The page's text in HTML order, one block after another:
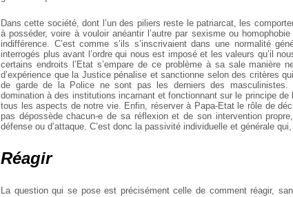
Dans cette société, dont l’un des piliers reste le patriarcat, les
à posséder, voire à vouloir anéantir l’autre par sexisme ou
indifférence. C’est comme s’ils s’inscrivaient dans une normalité
interrogés plus avant l’ordrequi nous est imposé et les valeurs qu’il
certains endroits l’Etats’empare de ce problème à sa sale manière
d’expérience quela Justice pénalise et sanctionne selon des critères qui
de garde de laPolice ne sont pas les derniers des masculinistes.
domination à des institutions incarnant et fonctionnant sur le principede
tous les aspects de notre vie. Enfin, réserver à Papa-Etat le rôlede
pas dépossède chacun-e de sa réflexion et de son intervention
défense ou d’attaque. C’est donc la passivité individuelle et générale
Réagir
La question qui se pose est précisément celle de comment réagir,